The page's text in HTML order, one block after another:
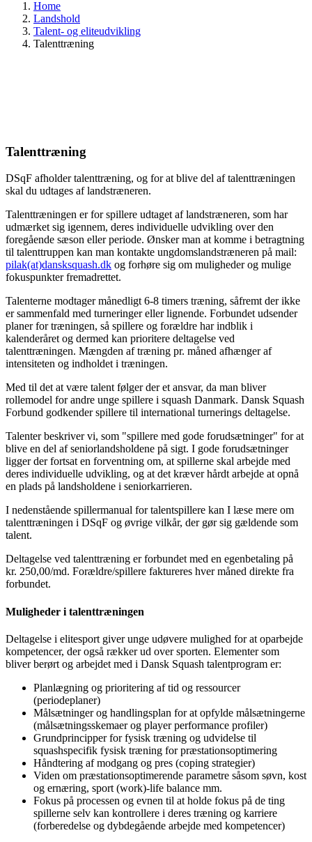
Home
Landshold
Talent- og eliteudvikling
Talenttræning
Talenttræning
DSqF afholder talenttræning, og for at blive del af talenttræningen
skal du udtages af landstræneren.
Talenttræningen er for spillere udtaget af landstræneren, som har
udmærket sig igennem, deres individuelle udvikling over den
foregående sæson eller periode. Ønsker man at komme i betragtning
til talenttruppen kan man kontakte ungdomslandstræneren på mail:
pilak(at)dansksquash.dk og forhøre sig om muligheder og mulige
fokuspunkter fremadrettet.
Talenterne modtager månedligt 6-8 timers træning, såfremt der ikke
er sammenfald med turneringer eller lignende. Forbundet udsender
planer for træningen, så spillere og forældre har indblik i
kalenderåret og dermed kan prioritere deltagelse ved
talenttræningen. Mængden af træning pr. måned afhænger af
intensiteten og indholdet i træningen.
Med til det at være talent følger der et ansvar, da man bliver
rollemodel for andre unge spillere i squash Danmark. Dansk Squash
Forbund godkender spillere til international turnerings deltagelse.
Talenter beskriver vi, som "spillere med gode forudsætninger" for at
blive en del af seniorlandsholdene på sigt. I gode forudsætninger
ligger der fortsat en forventning om, at spillerne skal arbejde med
deres individuelle udvikling, og at det kræver hårdt arbejde at opnå
en plads på landsholdene i seniorkarrieren.
I nedenstående spillermanual for talentspillere kan I læse mere om
talenttræningen i DSqF og øvrige vilkår, der gør sig gældende som
talent.
Deltagelse ved talenttræning er forbundet med en egenbetaling på
kr. 250,00/md. Forældre/spillere faktureres hver måned direkte fra
forbundet.
Muligheder i talenttræningen
Deltagelse i elitesport giver unge udøvere mulighed for at oparbejde
kompetencer, der også rækker ud over sporten. Elementer som
bliver berørt og arbejdet med i Dansk Squash talentprogram er:
Planlægning og prioritering af tid og ressourcer
(periodeplaner)
Målsætninger og handlingsplan for at opfylde målsætningerne
(målsætningsskemaer og player performance profiler)
Grundprincipper for fysisk træning og udvidelse til
squashspecifik fysisk træning for præstationsoptimering
Håndtering af modgang og pres (coping strategier)
Viden om præstationsoptimerende parametre såsom søvn, kost
og ernæring, sport (work)-life balance mm.
Fokus på processen og evnen til at holde fokus på de ting
spillerne selv kan kontrollere i deres træning og karriere
(forberedelse og dybdegående arbejde med kompetencer)